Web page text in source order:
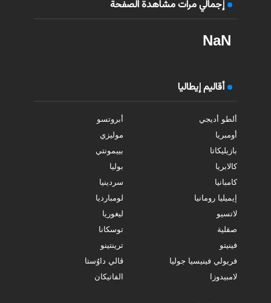
إجمالي مرات مشاهدة الصفحة
NaN
أقاليم إيطاليا
ألطو أديجي
أبروتسو
أومبريا
موليزي
بازيليكاتا
بييمونتي
كالابريا
بوليا
كامبانيا
سردينيا
إيميليا رومانيا
لومبارديا
لاتسيو
ليغوريا
صقلية
توسكانا
فينيتو
ترينتينو
فريولي فينيسيا جوليا
ڤالي داوُستا
لامبيدوزا
الفاتيكان